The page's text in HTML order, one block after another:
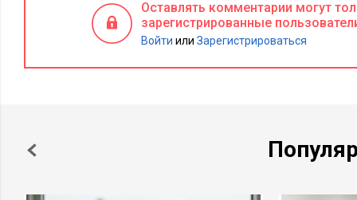
Оставлять комментарии могут
зарегистрированные
Войти или Зарегистрироваться